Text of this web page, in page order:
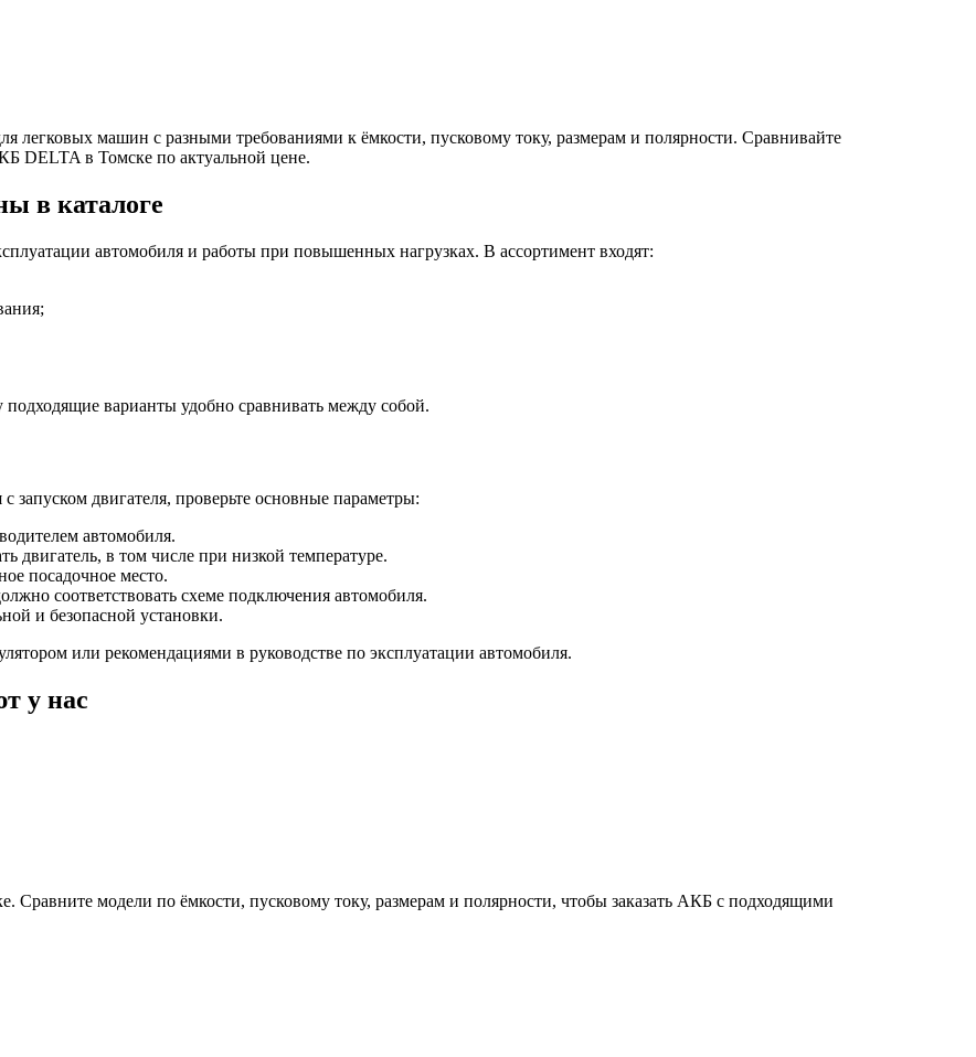
легковых машин с разными требованиями к ёмкости, пусковому току, размерам и полярности. Сравнивайте
DELTA в Томске по актуальной цене.
в каталоге
автомобиля и работы при повышенных нагрузках. В ассортимент входят:
варианты удобно сравнивать между собой.
двигателя, проверьте основные параметры:
автомобиля.
двигатель, в том числе при низкой температуре.
посадочное место.
соответствовать схеме подключения автомобиля.
и безопасной установки.
или рекомендациями в руководстве по эксплуатации автомобиля.
у нас
модели по ёмкости, пусковому току, размерам и полярности, чтобы заказать АКБ с подходящими